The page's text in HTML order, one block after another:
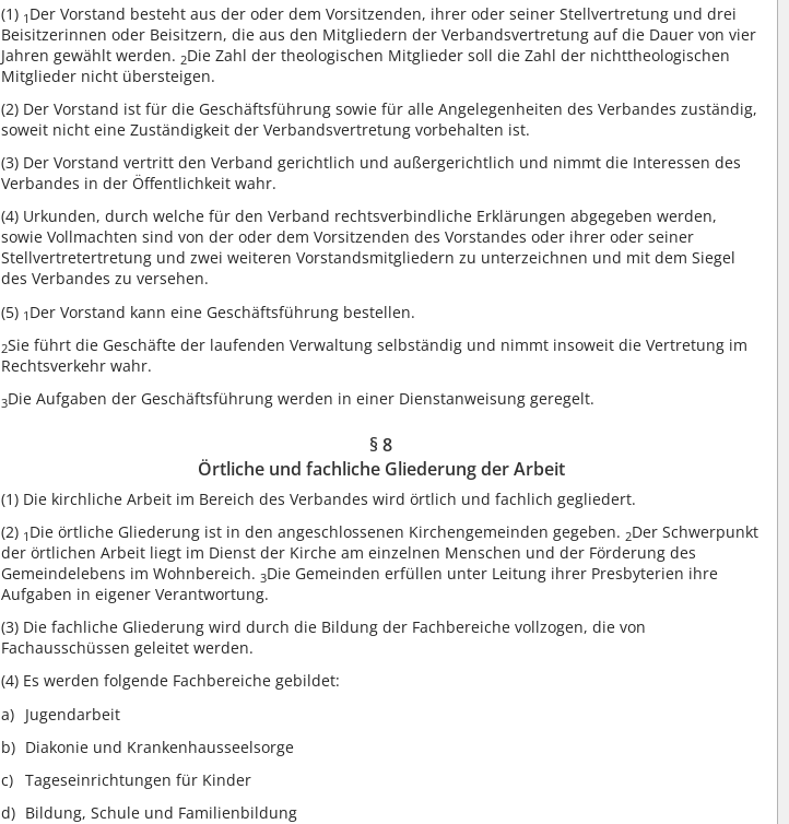
(1) 1 Der Vorstand besteht aus der oder dem Vorsitzenden, ihrer oder seiner Stellvertretung und drei
Beisitzerinnen oder Beisitzern, die aus den Mitgliedern der Verbandsvertretung auf die Dauer von vier
Jahren gewählt werden. 2Die Zahl der theologischen Mitglieder soll die Zahl der nichttheologischen
Mitglieder nicht übersteigen.
(2) Der Vorstand ist für die Geschäftsführung sowie für alle Angelegenheiten des Verbandes zuständig,
soweit nicht eine Zuständigkeit der Verbandsvertretung vorbehalten ist.
(3) Der Vorstand vertritt den Verband gerichtlich und außergerichtlich und nimmt die Interessen des
Verbandes in der Öffentlichkeit wahr.
(4) Urkunden, durch welche für den Verband rechtsverbindliche Erklärungen abgegeben werden,
sowie Vollmachten sind von der oder dem Vorsitzenden des Vorstandes oder ihrer oder seiner
Stellvertretertretung und zwei weiteren Vorstandsmitgliedern zu unterzeichnen und mit dem Siegel
des Verbandes zu versehen.
(5) 1 Der Vorstand kann eine Geschäftsführung bestellen.
2Sie führt die Geschäfte der laufenden Verwaltung selbständig und nimmt insoweit die Vertretung im
Rechtsverkehr wahr.
3Die Aufgaben der Geschäftsführung werden in einer Dienstanweisung geregelt.
§ 8
Örtliche und fachliche Gliederung der Arbeit
(1) Die kirchliche Arbeit im Bereich des Verbandes wird örtlich und fachlich gegliedert.
(2) 1 Die örtliche Gliederung ist in den angeschlossenen Kirchengemeinden gegeben. 2Der Schwerpunkt
der örtlichen Arbeit liegt im Dienst der Kirche am einzelnen Menschen und der Förderung des
Gemeindelebens im Wohnbereich.3Die Gemeinden erfüllen unter Leitung ihrer Presbyterien ihre
Aufgaben in eigener Verantwortung.
(3) Die fachliche Gliederung wird durch die Bildung der Fachbereiche vollzogen, die von
Fachausschüssen geleitet werden.
(4) Es werden folgende Fachbereiche gebildet:
Jugendarbeit
Diakonie und Krankenhausseelsorge
Tageseinrichtungen für Kinder
Bildung, Schule und Familienbildung